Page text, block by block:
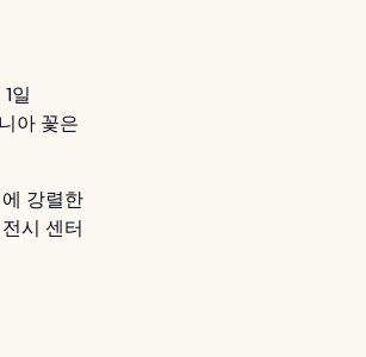
일
아 꽃은
강렬한
시 센터